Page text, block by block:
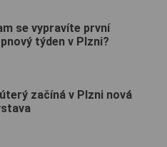
se vypravíte první
týden v Plzni?
začíná v Plzni nová